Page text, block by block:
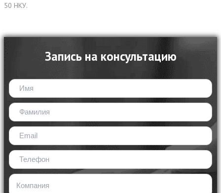
50 НКУ.
Запись на консультацию